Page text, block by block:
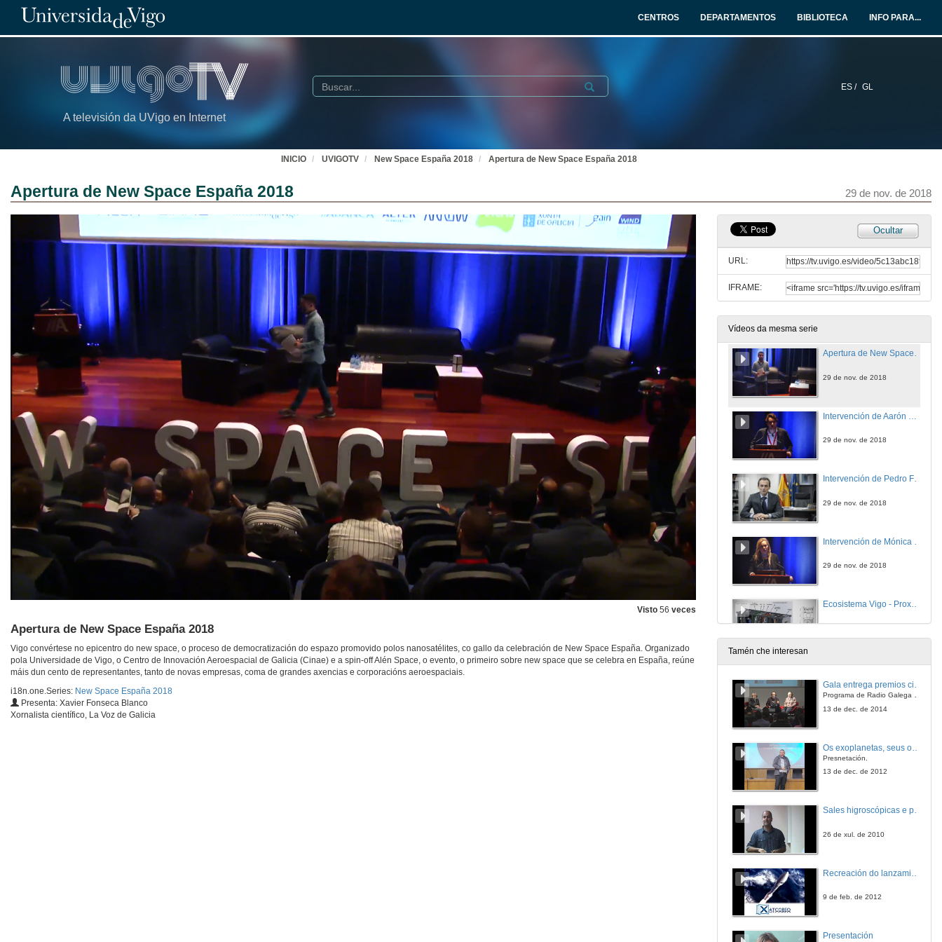
CENTROS DEPARTAMENTOS BIBLIOTECA INFO PARA...
A televisión da UVigo en Internet
ES / GL
Buscar Submit
INICIO UVIGOTV New Space España 2018 Apertura de New Space España 2018
Apertura de New Space España 2018 29 de nov. de 2018
Visto 56 veces
Apertura de New Space España 2018
Vigo convértese no epicentro do new space, o proceso de democratización do espazo promovido polos nanosatélites, co gallo da celebración de New Space España. Organizado
pola Universidade de Vigo, o Centro de Innovación Aeroespacial de Galicia (Cinae) e a spin-off Alén Space, o evento, o primeiro sobre new space que se celebra en España, reúne
máis dun cento de representantes, tanto de novas empresas, coma de grandes axencias e corporacións aeroespaciais.
i18n.one.Series: New Space España 2018
Presenta: Xavier Fonseca Blanco
Xornalista científico, La Voz de Galicia
Ocultar
URL:
IFRAME:
Vídeos da mesma serie
Apertura de New Space España 2018
29 de nov. de 2018
29 de nov. de 2018
Intervención de Pedro Francisco Duque Duque
29 de nov. de 2018
29 de nov. de 2018
Ecosistema Vigo - Proxecto LUME
Rolda de preguntas. Ecosistema Vigo - Proyecto LUME
29 de nov. de 2018
29 de nov. de 2018
29 de nov. de 2018
Tamén che interesan
Gala entrega premios ciencia que conta 2014. Fundación Barrié
Programa de Radio Galega "Efervescencia"
13 de dec. de 2014
Presnetación.
13 de dec. de 2012
Sales higroscópicas e posibilidade de vida en Marte
26 de xul. de 2010
9 de feb. de 2012
Presentación